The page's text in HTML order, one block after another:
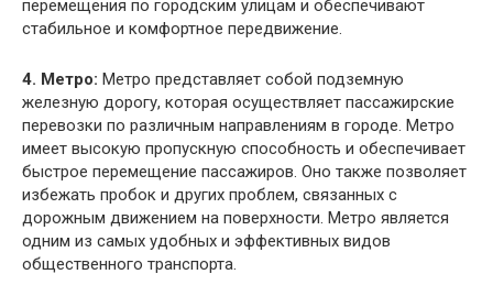
перемещения по городским улицам и обеспечивают
стабильное и комфортное передвижение.
4. Метро: Метро представляет собой подземную
железную дорогу, которая осуществляет пассажирские
перевозки по различным направлениям в городе. Метро
имеет высокую пропускную способность и обеспечивает
быстрое перемещение пассажиров. Оно также позволяет
избежать пробок и других проблем, связанных с
дорожным движением на поверхности. Метро является
одним из самых удобных и эффективных видов
общественного транспорта.